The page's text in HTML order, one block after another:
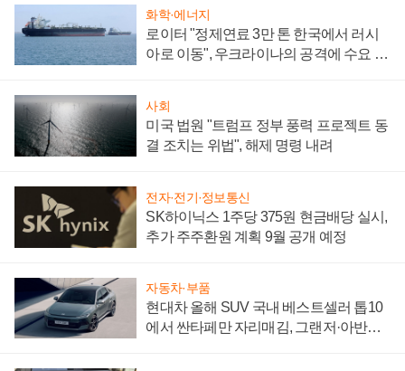
화학·에너지
로이터 "정제연료 3만 톤 한국에서 러시
아로 이동", 우크라이나의 공격에 수요 늘
사회
미국 법원 "트럼프 정부 풍력 프로젝트 동
결 조치는 위법", 해제 명령 내려
전자·전기·정보통신
SK하이닉스 1주당 375원 현금배당 실시,
추가 주주환원 계획 9월 공개 예정
자동차·부품
현대차 올해 SUV 국내 베스트셀러 톱10
에서 싼타페만 자리매김, 그랜저·아반떼